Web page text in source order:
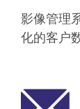
影像管理
化的客户